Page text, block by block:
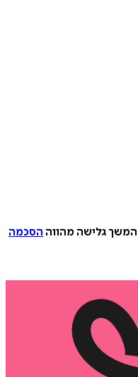
המשך גלישה מהווה הסכמה